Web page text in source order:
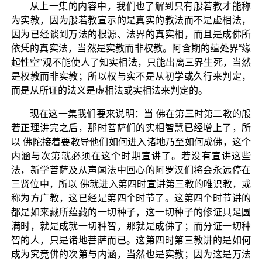
从上一集的内容中，我们也了解到只有般若教才能称
为实教，因为般若教宣示的是真实的教法而不是虚相法，
因为已经谈到万法的根源、法界的真实相，而且是成佛所
依凭的真实法，当然是实教而非权教。阿含期的蕴处界“缘
起性空”观不能使人了知实相法，只能出离三界生死，当然
是权教而非实教；所以权与实不是从初学或久行来判定，
而是从所证的法义是虚相法或实相法来判定的。
现在这一集我们要来说明：当 佛在第三时第二教的般
若正理讲完之后，那时菩萨们的实相智慧已经增上了，所
以 佛陀接着要教导他们如何进入诸地乃至如何成佛，这个
内涵与次第就必须在这个时期宣讲了。若没有宣讲这些
法，新学菩萨及从声闻法中回心的阿罗汉们将会永远停在
三贤位中，所以 佛就进入第四时宣讲第三教的唯识教，或
称为方广教，这已经是第四个时节了。这第四个时节讲的
都是如来藏所蕴藏的一切种子，这一切种子的修证具足圆
满时，就是成就一切种智，那就是成佛了；而分证一切种
智的人，只是诸地菩萨而已。这第四时第三教讲的是如何
成为究竟佛的次第与内涵，当然也是实教；因为这是万法